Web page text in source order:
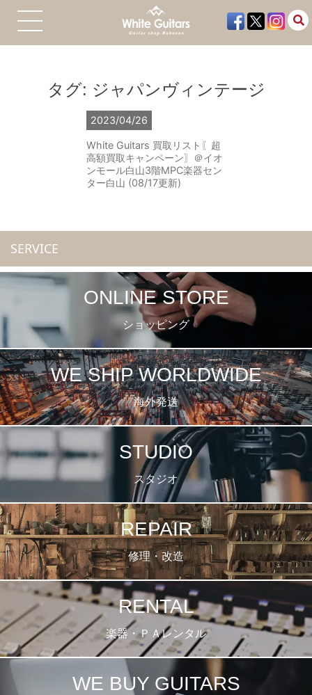
タグ: ジャパンヴィンテージ
2023/04/26
White Guitars 買取リスト〖超
高額買取キャンペーン〗＠イオ
ンモール白山3階MPC楽器セン
ター白山 (08/17更新)
SERVICE
ONLINE STORE
ショッピング
WE SHIP WORLDWIDE
海外発送
STUDIO
スタジオ
REPAIR
修理・改造
RENTAL
楽器・ＰＡレンタル
WE BUY GUITARS